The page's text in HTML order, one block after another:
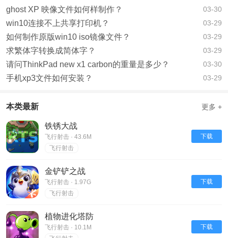
ghost XP 映像文件如何样制作？ 03-30
win10连接不上共享打印机？ 03-29
如何制作原版win10 iso镜像文件？ 03-29
求繁体字转换成简体字？ 03-29
请问ThinkPad new x1 carbon的重量是多少？ 03-30
手机xp3文件如何安装？ 03-29
本类最新 更多 +
铁锈大战
飞行射击 · 43.6M
飞行射击
下载
金铲铲之战
飞行射击 · 1.97G
飞行射击
下载
植物进化塔防
飞行射击 · 10.1M
下载